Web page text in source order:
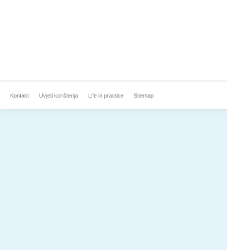
Kontakt Uvjeti korištenja Life in practice Sitemap